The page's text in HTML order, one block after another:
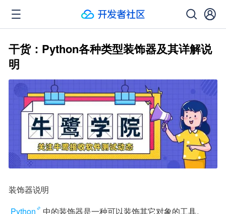
干货：Python各种类型装饰器及其详解说
明
装饰器说明
Python
中的装饰器是一种可以装饰其它对象的工具。